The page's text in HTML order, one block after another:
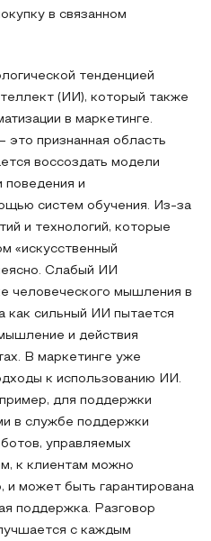
в связанном
тенденцией
(ИИ), который также
в маркетинге.
это признанная область
воссоздать модели
поведения и
систем обучения. Из-за
и технологий, которые
«искусственный
Слабый ИИ
человеческого мышления в
как сильный ИИ пытается
и действия
В маркетинге уже
к использованию ИИ.
для поддержки
в службе поддержки
управляемых
к клиентам можно
и может быть гарантирована
поддержка. Разговор
с каждым